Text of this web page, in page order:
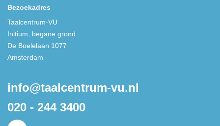
Bezoekadres
Taalcentrum-VU
Initium, begane grond
De Boelelaan 1077
Amsterdam
info@taalcentrum-vu.nl
020 - 244 3400